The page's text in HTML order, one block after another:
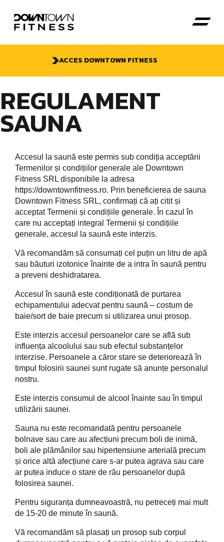
ACCES DOWNTOWN FITNESS
REGULAMENT
SAUNA
Accesul la saună este permis sub condiția acceptării
Termenilor și condițiilor generale ale Downtown
Fitness SRL disponibile la adresa
https://downtownfitness.ro. Prin beneficierea de sauna
Downtown Fitness SRL, confirmați că ați citit și
acceptat Termenii și condițiile generale. În cazul în
care nu acceptați integral Termenii și condițiile
generale, accesul la saună este interzis.
Vă recomandăm să consumați cel puțin un litru de apă
sau băuturi izotonice înainte de a intra în saună pentru
a preveni deshidratarea.
Accesul în saună este condiționată de purtarea
echipamentului adecvat pentru saună – costum de
baie/sort de baie precum si utilizarea unui prosop.
Este interzis accesul persoanelor care se află sub
influența alcoolului sau sub efectul substanțelor
interzise. Persoanele a căror stare se deteriorează în
timpul folosirii saunei sunt rugate să anunțe personalul
nostru.
Este interzis consumul de alcool înainte sau în timpul
utilizării saunei.
Sauna nu este recomandată pentru persoanele
bolnave sau care au afecțiuni precum boli de inimă,
boli ale plămânilor sau hipertensiune arterială precum
și orice altă afecțiune care s-ar putea agrava sau care
ar putea induce o stare de rău persoanelor după
folosirea saunei.
Pentru siguranța dumneavoastră, nu petreceți mai mult
de 15-20 de minute în saună.
Vă recomandăm să plasați un prosop sub corpul